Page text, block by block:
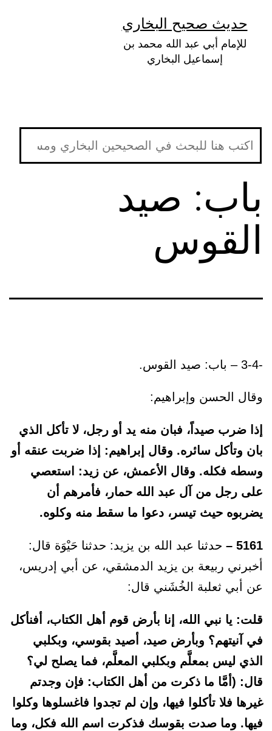
المحتوى
حديث صحيح البخاري
للإمام أبي عبد الله محمد بن
إسماعيل البخاري
باب: صيد
القوس
-3-4 – باب: صيد القوس.
وقال الحسن وإبراهيم:
إذا ضرب صيداً، فبان منه يد أو رجل، لا تأكل الذي
بان وتأكل سائره. وقال إبراهيم: إذا ضربت عنقه أو
وسطه فكله. وقال الأعمش، عن زيد: استعصي
على رجل من آل عبد الله حمار، فأمرهم أن
يضربوه حيث تيسر، دعوا ما سقط منه وكلوه.
5161 –
حدثنا عبد الله بن يزيد: حدثنا حَيْوَة قال:
أخبرني ربيعة بن يزيد الدمشقي، عن أبي إدريس،
عن أبي ثعلبة الخُشَني قال:
قلت: يا نبي الله، إنا بأرض قوم أهل الكتاب، أفنأكل
في آنيتهم؟ وبأرض صيد، أصيد بقوسي، وبكلبي
الذي ليس بمعلَّم وبكلبي المعلَّم، فما يصلح لي؟
قال: (أمَّا ما ذكرت من أهل الكتاب: فإن وجدتم
غيرها فلا تأكلوا فيها، وإن لم تجدوا فاغسلوها وكلوا
فيها. وما صدت بقوسك فذكرت اسم الله فكل، وما